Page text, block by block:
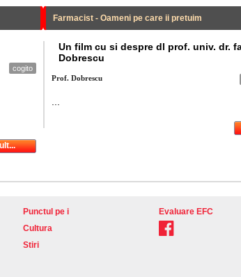
cogito
Farmacist - Oameni pe care ii pretuim
Un film cu si despre dl prof. univ. dr.
Dobrescu
Prof. Dobrescu
Punctul pe i
Cultura
Stiri
Evaluare EFC